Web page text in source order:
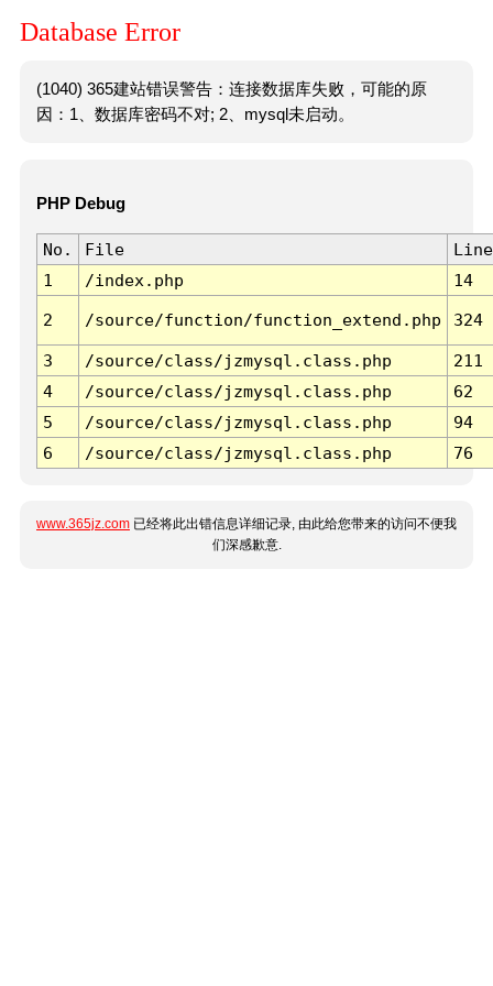
Database Error
(1040) 365建站错误警告：连接数据库失败，可能的原
因：1、数据库密码不对; 2、mysql未启动。
PHP Debug
No. File
Line
1
/index.php 14
2 /source/function/function_extend.php 324
3 /source/class/jzmysql.class.php
211
4
/source/class/jzmysql.class.php
62
5
/source/class/jzmysql.class.php
94
6
/source/class/jzmysql.class.php 76
www.365jz.com 已经将此出错信息详细记录, 由此给您带来的访问不便我
们深感歉意.